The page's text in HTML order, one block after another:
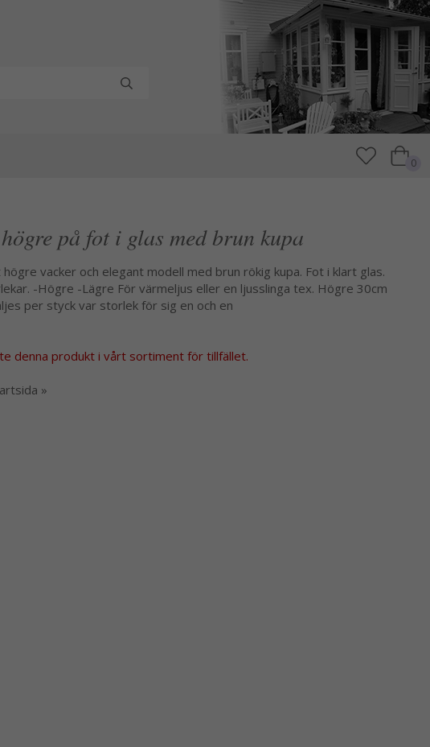
0
på fot i glas med brun kupa
vacker och elegant modell med brun rökig kupa. Fot i klart glas.
-Högre -Lägre För värmeljus eller en ljusslinga tex. Högre 30cm
per styck var storlek för sig en och en
denna produkt i vårt sortiment för tillfället.
»